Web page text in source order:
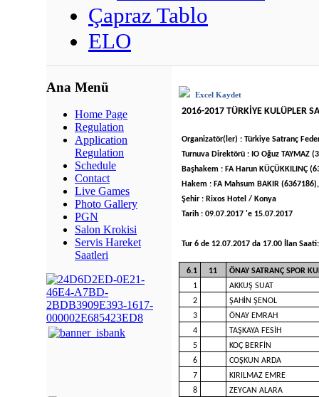
Çapraz Tablo
ELO
Ana Menü
Home Page
Regulation
Application
Regulation
Schedule
Contact
Live Games
Photo Gallery
PGN
Salon Krokisi
Servis Hareket
Saatleri
Excel Kaydet
2016-2017 TÜRKİYE KULÜPLER
Organizatör(ler) : Türkiye Satranç
Turnuva Direktörü : IO Oğuz TAYMAZ
Başhakem : FA Harun KÜÇÜKKILINÇ
Hakem : FA Mahsum BAKIR
Şehir : Rixos Hotel / Konya
Tarih : 09.07.2017 'e 15.07.2017
Tur 6 de 12.07.2017 da 17.00 İlan
6.1 11
ÖNAY SATRANÇ SPOR
1
AKKUŞ SUAT
2
ŞAHİN ŞENOL
3
ÖNAY EMRAH
4
TAŞKAYA FESİH
5
KOÇ BERFİN
6
COŞKUN ARDA
7
KIRILMAZ EMRE
8
ZEYCAN ALARA